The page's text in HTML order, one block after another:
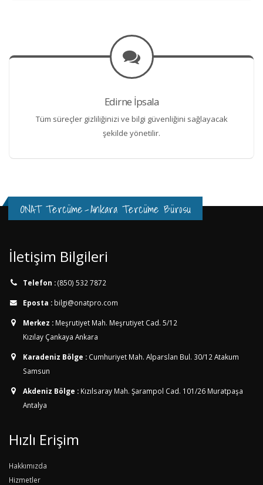
Edirne İpsala
Tüm süreçler gizliliğinizi ve bilgi güvenliğini sağlayacak
şekilde yönetilir.
ONAT Tercüme-Ankara Tercüme Bürosu
İletişim Bilgileri
Telefon :(850) 532 7872
Eposta : bilgi@onatpro.com
Merkez : Meşrutiyet Mah. Meşrutiyet Cad. 5/12
Kızılay Çankaya Ankara
Karadeniz Bölge : Cumhuriyet Mah. Alparslan Bul. 30/12 Atakum
Samsun
Akdeniz Bölge : Kızılsaray Mah. Şarampol Cad. 101/26 Muratpaşa
Antalya
Hızlı Erişim
Hakkımızda
Hizmetler